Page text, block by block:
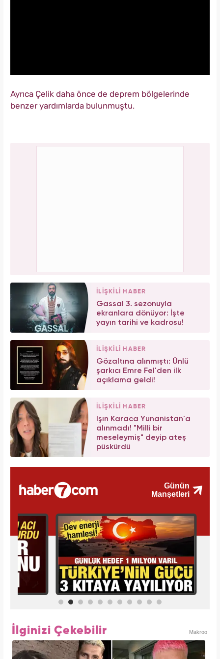
Ayrıca Çelik daha önce de deprem bölgelerinde
benzer yardımlarda bulunmuştu.
İLİŞKİLİ HABER
Gassal 3. sezonuyla
ekranlara dönüyor: İşte
yayın tarihi ve kadrosu!
İLİŞKİLİ HABER
Gözaltına alınmıştı: Ünlü
şarkıcı Emre Fel'den ilk
açıklama geldi!
İLİŞKİLİ HABER
Işın Karaca Yunanistan'a
alınmadı! "Milli bir
meseleymiş" deyip ateş
püskürdü
İlginizi Çekebilir Makroo